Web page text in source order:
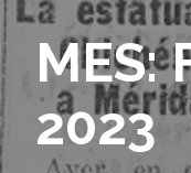
MES:
2023